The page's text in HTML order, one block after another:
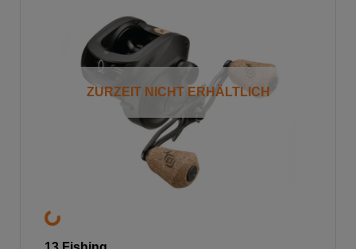
ZURZEIT NICHT ERHÄLTLICH